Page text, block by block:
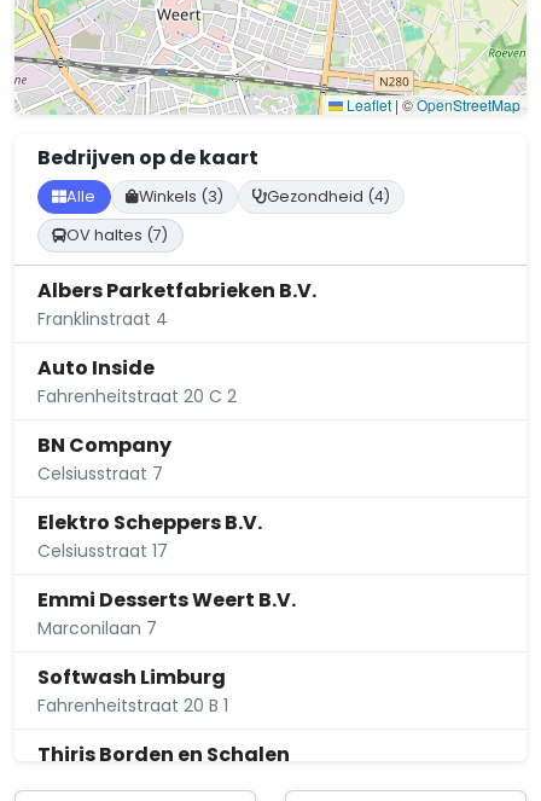
Leaflet|©OpenStreetMap
Bedrijven op de kaart
Alle Winkels (3)
Gezondheid (4)
OV haltes (7)
Albers Parketfabrieken B.V.
Franklinstraat 4
Auto Inside
Fahrenheitstraat 20 C 2
BN Company
Celsiusstraat 7
Elektro Scheppers B.V.
Celsiusstraat 17
Emmi Desserts Weert B.V.
Marconilaan 7
Softwash Limburg
Fahrenheitstraat 20 B 1
Thiris Borden en Schalen